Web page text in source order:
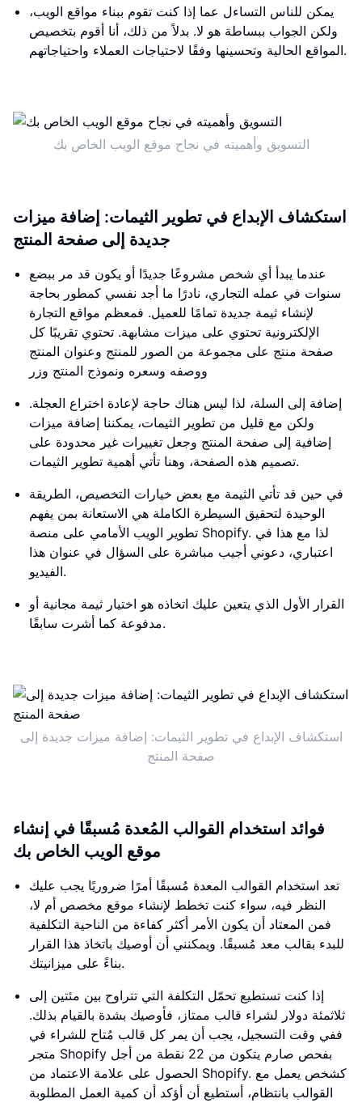
يمكن للناس التساءل عما إذا كنت تقوم ببناء مواقع الويب،
ولكن الجواب ببساطة هو لا. بدلاً من ذلك، أنا أقوم بتخصيص
المواقع الحالية وتحسينها وفقًا لاحتياجات العملاء واحتياجاتهم.
التسويق وأهميته في نجاح موقع الويب الخاص بك
استكشاف الإبداع في تطوير الثيمات: إضافة ميزات
جديدة إلى صفحة المنتج
عندما يبدأ أي شخص مشروعًا جديدًا أو يكون قد مر ببضع
سنوات في عمله التجاري، نادرًا ما أجد نفسي كمطور بحاجة
لإنشاء ثيمة جديدة تمامًا للعميل. فمعظم مواقع التجارة
الإلكترونية تحتوي على ميزات مشابهة. تحتوي تقريبًا كل
صفحة منتج على مجموعة من الصور للمنتج وعنوان المنتج
ووصفه وسعره ونموذج المنتج وزر
إضافة إلى السلة، لذا ليس هناك حاجة لإعادة اختراع العجلة.
ولكن مع قليل من تطوير الثيمات، يمكننا إضافة ميزات
إضافية إلى صفحة المنتج وجعل تغييرات غير محدودة على
تصميم هذه الصفحة، وهنا تأتي أهمية تطوير الثيمات.
في حين قد تأتي الثيمة مع بعض خيارات التخصيص، الطريقة
الوحيدة لتحقيق السيطرة الكاملة هي الاستعانة بمن يفهم
تطوير الويب الأمامي على منصة Shopify. لذا مع هذا في
اعتباري، دعوني أجيب مباشرة على السؤال في عنوان هذا
الفيديو.
القرار الأول الذي يتعين عليك اتخاذه هو اختيار ثيمة مجانية أو
مدفوعة كما أشرت سابقًا.
استكشاف الإبداع في تطوير الثيمات: إضافة ميزات جديدة إلى
صفحة المنتج
فوائد استخدام القوالب المُعدة مُسبقًا في إنشاء
موقع الويب الخاص بك
تعد استخدام القوالب المعدة مُسبقًا أمرًا ضروريًا يجب عليك
النظر فيه، سواء كنت تخطط لإنشاء موقع مخصص أم لا،
فمن المعتاد أن يكون الأمر أكثر كفاءة من الناحية التكلفية
للبدء بقالب معد مُسبقًا. ويمكنني أن أوصيك باتخاذ هذا القرار
بناءً على ميزانيتك.
إذا كنت تستطيع تحمّل التكلفة التي تتراوح بين مئتين إلى
ثلاثمئة دولار لشراء قالب ممتاز، فأوصيك بشدة بالقيام بذلك.
ففي وقت التسجيل، يجب أن يمر كل قالب مُتاح للشراء في
متجر Shopify بفحص صارم يتكون من 22 نقطة من أجل
الحصول على علامة الاعتماد من Shopify. كشخص يعمل مع
القوالب بانتظام، أستطيع أن أؤكد أن كمية العمل المطلوبة